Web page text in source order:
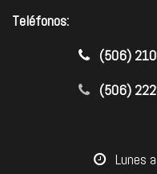
Teléfonos:
​(506)
(506)
​Lunes a